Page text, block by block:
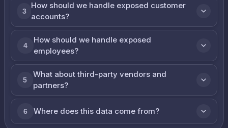
3
How should we handle exposed customer
accounts?
4
How should we handle exposed
employees?
5
What about third-party vendors and
partners?
6 Where does this data come from?